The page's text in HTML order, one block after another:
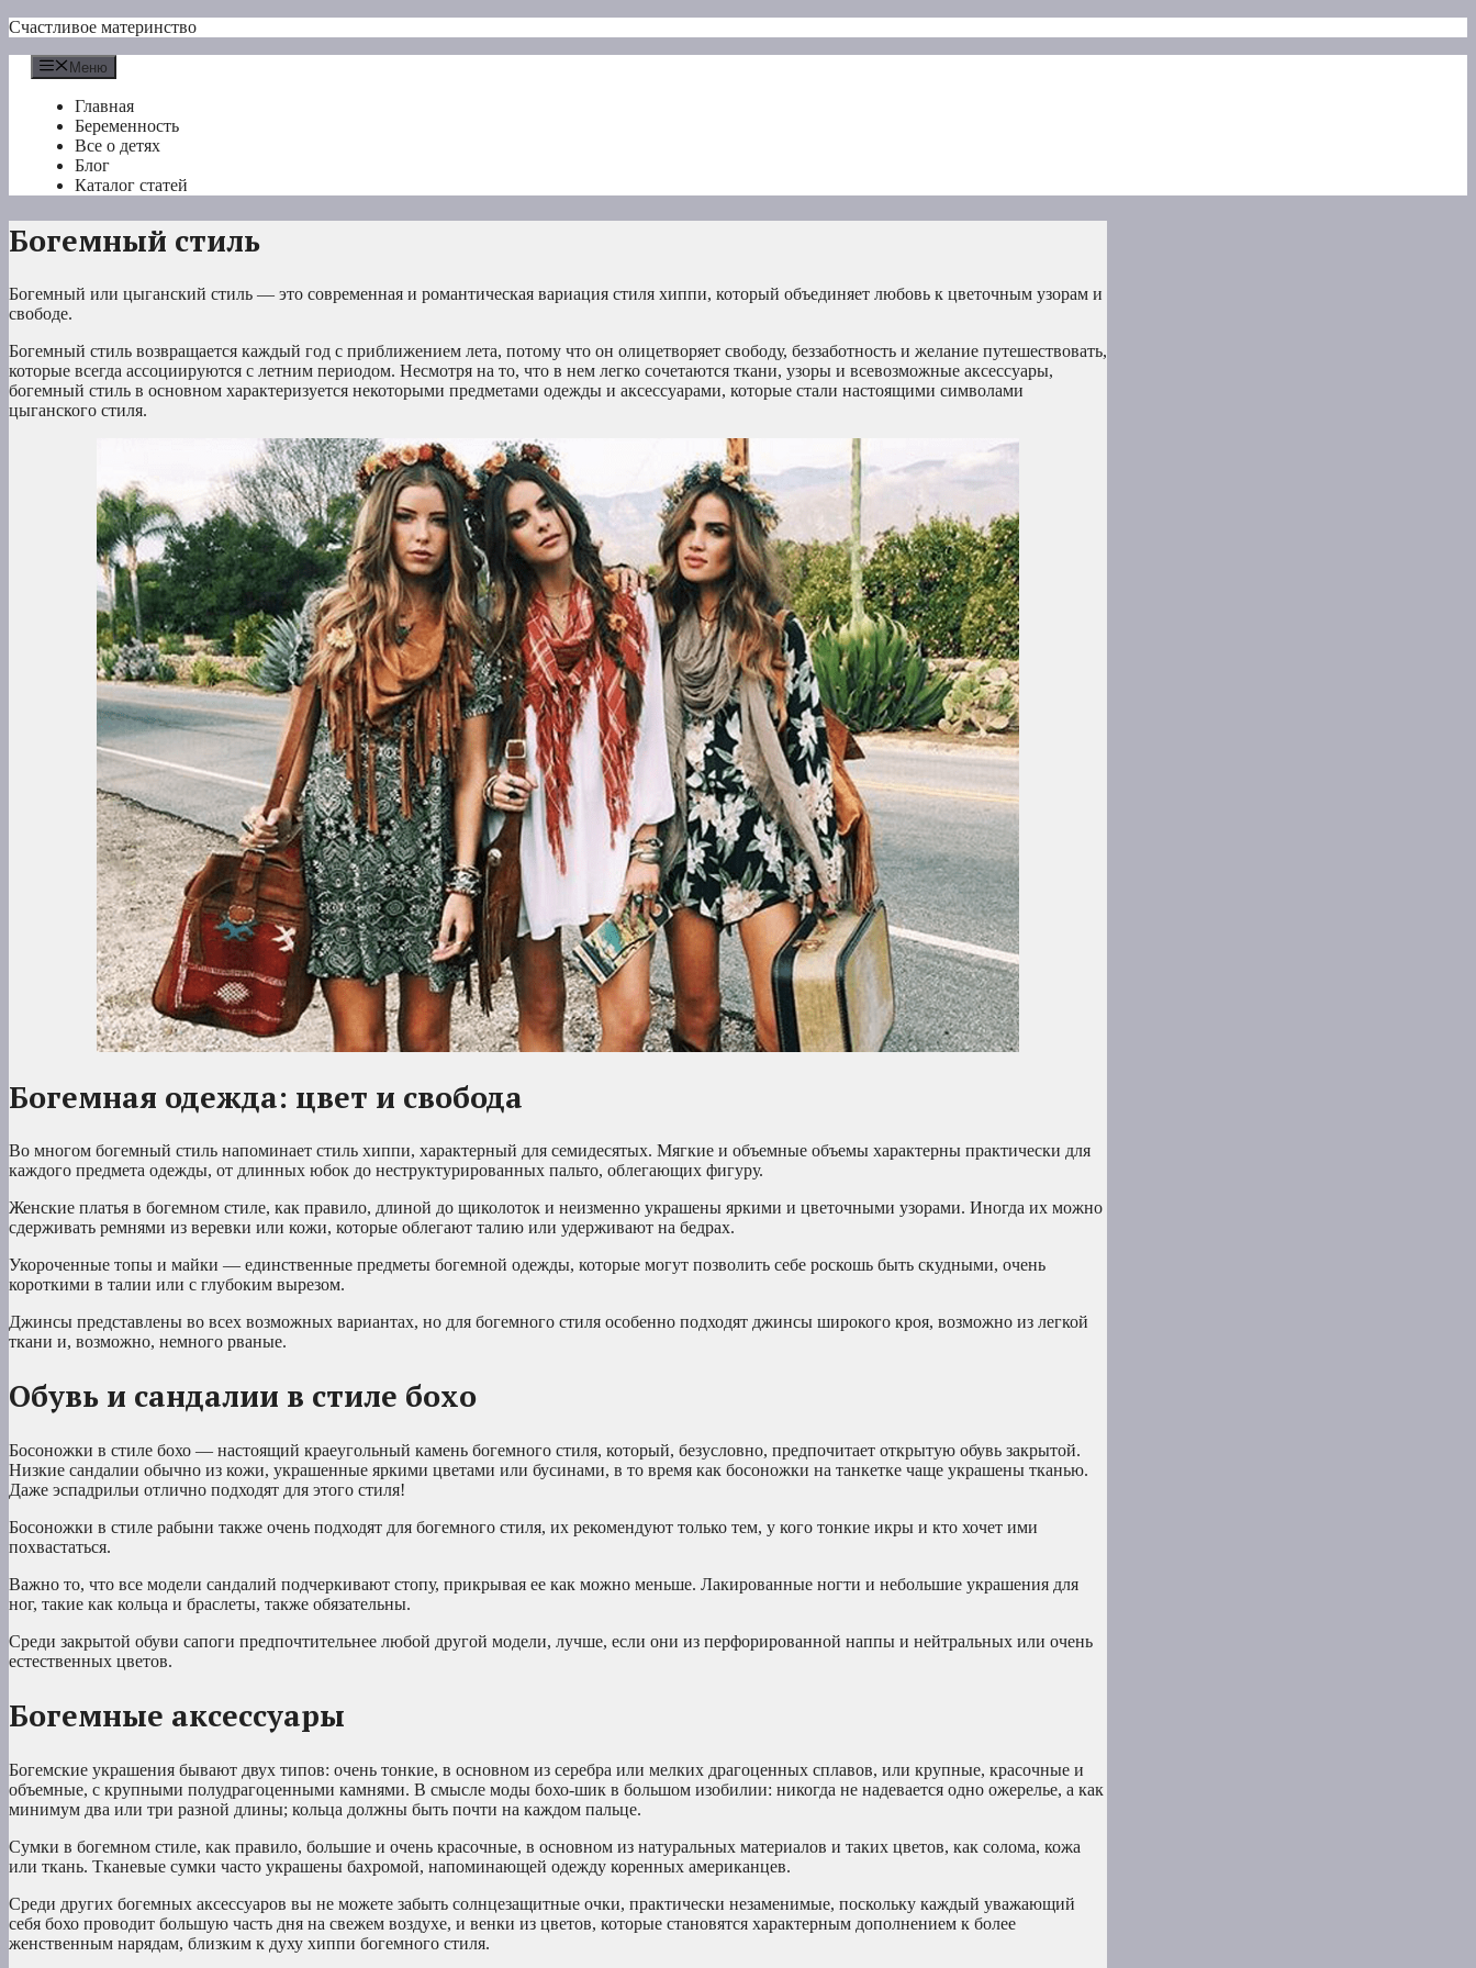
Перейти
содержимому
Счастливое материнство
Меню
Главная
Беременность
Все о детях
Блог
Каталог статей
Богемный стиль
Богемный или цыганский стиль — это современная и романтическая вариация стиля хиппи, который объединяет любовь к цветочным узорам и
свободе.
Богемный стиль возвращается каждый год с приближением лета, потому что он олицетворяет свободу, беззаботность и желание путешествовать,
которые всегда ассоциируются с летним периодом. Несмотря на то, что в нем легко сочетаются ткани, узоры и всевозможные аксессуары,
богемный стиль в основном характеризуется некоторыми предметами одежды и аксессуарами, которые стали настоящими символами
цыганского стиля.
Богемная одежда: цвет и свобода
Во многом богемный стиль напоминает стиль хиппи, характерный для семидесятых. Мягкие и объемные объемы характерны практически для
каждого предмета одежды, от длинных юбок до неструктурированных пальто, облегающих фигуру.
Женские платья в богемном стиле, как правило, длиной до щиколоток и неизменно украшены яркими и цветочными узорами. Иногда их можно
сдерживать ремнями из веревки или кожи, которые облегают талию или удерживают на бедрах.
Укороченные топы и майки — единственные предметы богемной одежды, которые могут позволить себе роскошь быть скудными, очень
короткими в талии или с глубоким вырезом.
Джинсы представлены во всех возможных вариантах, но для богемного стиля особенно подходят джинсы широкого кроя, возможно из легкой
ткани и, возможно, немного рваные.
Обувь и сандалии в стиле бохо
Босоножки в стиле бохо — настоящий краеугольный камень богемного стиля, который, безусловно, предпочитает открытую обувь закрытой.
Низкие сандалии обычно из кожи, украшенные яркими цветами или бусинами, в то время как босоножки на танкетке чаще украшены тканью.
Даже эспадрильи отлично подходят для этого стиля!
Босоножки в стиле рабыни также очень подходят для богемного стиля, их рекомендуют только тем, у кого тонкие икры и кто хочет ими
похвастаться.
Важно то, что все модели сандалий подчеркивают стопу, прикрывая ее как можно меньше. Лакированные ногти и небольшие украшения для
ног, такие как кольца и браслеты, также обязательны.
Среди закрытой обуви сапоги предпочтительнее любой другой модели, лучше, если они из перфорированной наппы и нейтральных или очень
естественных цветов.
Богемные аксессуары
Богемские украшения бывают двух типов: очень тонкие, в основном из серебра или мелких драгоценных сплавов, или крупные, красочные и
объемные, с крупными полудрагоценными камнями. В смысле моды бохо-шик в большом изобилии: никогда не надевается одно ожерелье, а как
минимум два или три разной длины; кольца должны быть почти на каждом пальце.
Сумки в богемном стиле, как правило, большие и очень красочные, в основном из натуральных материалов и таких цветов, как солома, кожа
или ткань. Тканевые сумки часто украшены бахромой, напоминающей одежду коренных американцев.
Среди других богемных аксессуаров вы не можете забыть солнцезащитные очки, практически незаменимые, поскольку каждый уважающий
себя бохо проводит большую часть дня на свежем воздухе, и венки из цветов, которые становятся характерным дополнением к более
женственным нарядам, близким к духу хиппи богемного стиля.